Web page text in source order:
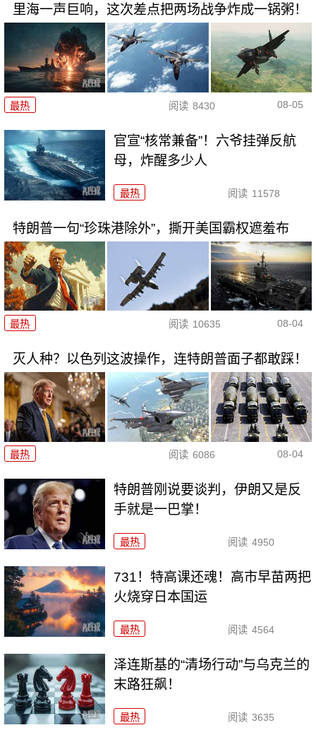
里海一声巨响，这次差点把两场战争炸成一锅粥！
最热 阅读 8430 08-05
官宣“核常兼备”！六爷挂弹反航
母，炸醒多少人
最热 阅读 11578
特朗普一句“珍珠港除外”，撕开美国霸权遮羞布
最热 阅读 10635 08-04
灭人种？以色列这波操作，连特朗普面子都敢踩！
最热 阅读 6086 08-04
特朗普刚说要谈判，伊朗又是反
手就是一巴掌！
最热 阅读 4950
731！特高课还魂！高市早苗两把
火烧穿日本国运
最热 阅读 4564
泽连斯基的“清场行动”与乌克兰的
末路狂飙！
最热 阅读 3635